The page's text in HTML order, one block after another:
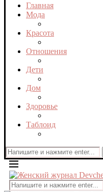
Главная
Мода
Красота
Отношения
Дети
Дом
Здоровье
Таблоид